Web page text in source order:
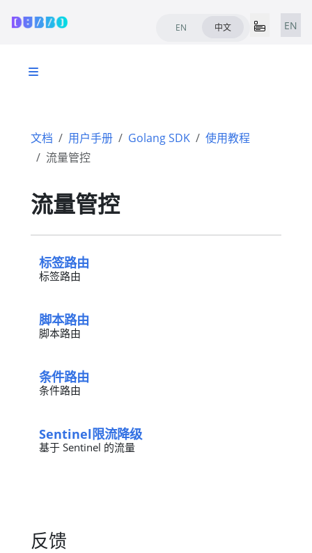
EN 中文 EN
文档 用户手册 Golang SDK
使用教程
流量管控
流量管控
标签路由
标签路由
脚本路由
脚本路由
条件路由
条件路由
Sentinel限流降级
基于 Sentinel 的流量
反馈